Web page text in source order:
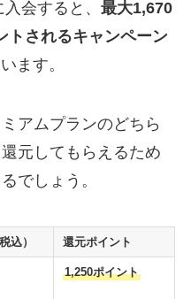
会すると、 最大1,670
トされるキャンペーン
ます。
アムプランのどちら
元してもらえるため
でしょう。
込） 還元ポイント
1,250ポイント